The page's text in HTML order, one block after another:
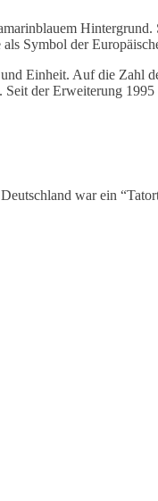
Symbol der
Einheit. Auf die Zahl
der Erweiterung
war ein